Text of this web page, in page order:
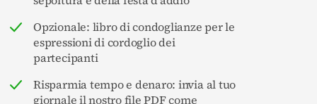
Opzionale: libro di condoglianze per le
espressioni di cordoglio dei
partecipanti
Risparmia tempo e denaro: invia al tuo
giornale il nostro file PDF come